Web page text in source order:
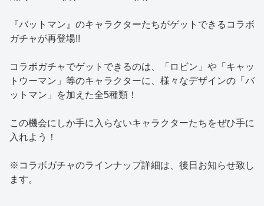
『バットマン』のキャラクターたちがゲットできるコラボ
ガチャが再登場!!
コラボガチャでゲットできるのは、「ロビン」や「キャッ
トウーマン」等のキャラクターに、様々なデザインの「バ
ットマン」を加えた全5種類！
この機会にしか手に入らないキャラクターたちをぜひ手に
入れよう！
※コラボガチャのラインナップ詳細は、後日お知らせ致し
ます。